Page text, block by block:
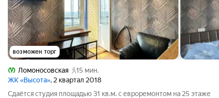
возможен торг
Ломоносовская
15 мин.
ЖК «Высота», 2 квартал 2018
Сдаётся студия площадью 31 кв.м. с евроремонтом на 25 этаже